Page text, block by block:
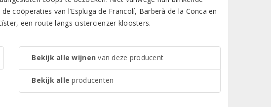
coöperaties van l’Espluga de Francolí, Barberà de la Conca en
een route langs cisterciënzer kloosters.
Bekijk alle wijnen van deze producent
Bekijk alle producenten